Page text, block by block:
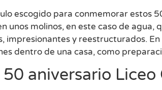
escogido para conmemorar estos
unos molinos, en este caso de agua,
impresionantes y reestructurados.
dentro de una casa, como
aniversario Liceo